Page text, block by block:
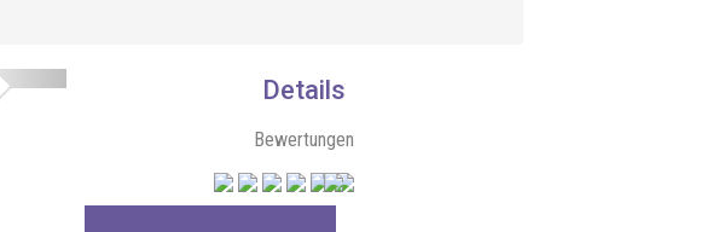
Next Details
Bewertungen